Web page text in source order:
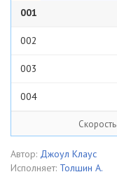
001
002
003
004
006
Скорость
Автор: Джоул Клаус
Исполняет: Толшин А.